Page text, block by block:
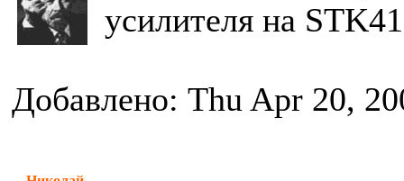
усилителя на
Добавлено: Thu Apr 20,